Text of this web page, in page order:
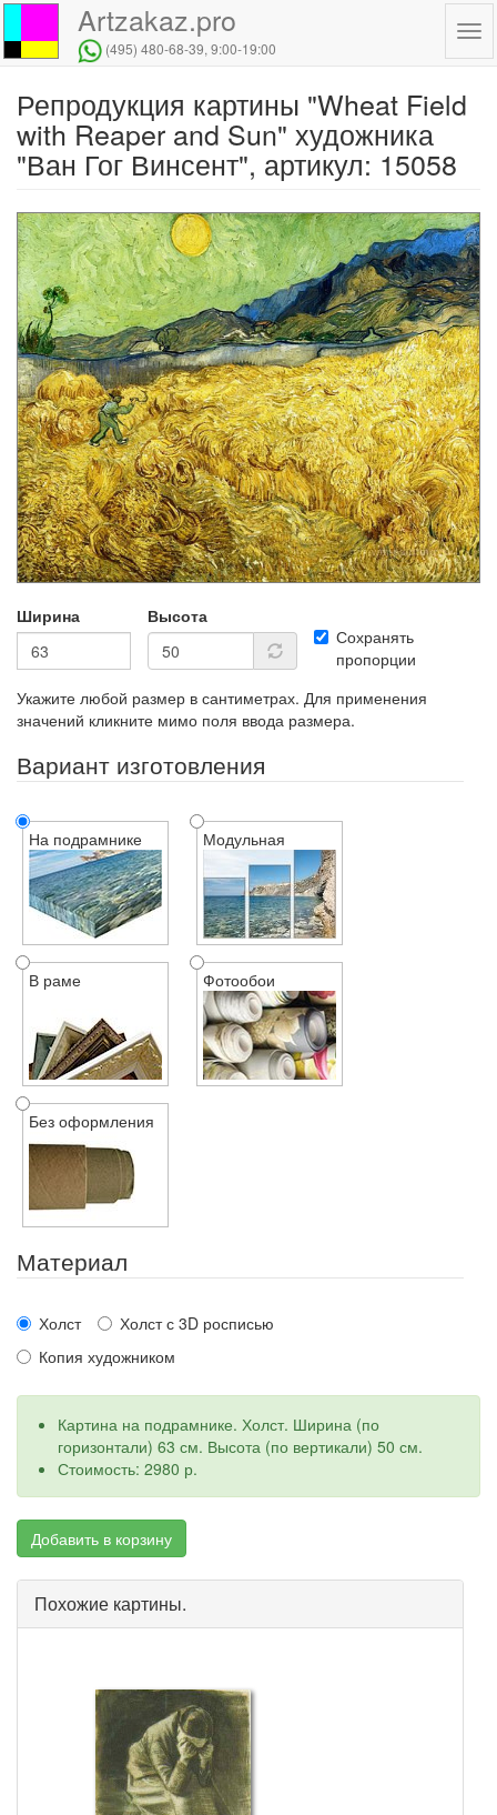
Перейти
основному
содержанию
Artzakaz.pro
(495) 480-68-39, 9:00-19:00
Репродукция картины "Wheat Field
with Reaper and Sun" художника
"Ван Гог Винсент", артикул: 15058
Ширина
Высота
Сохранять
пропорции
Укажите любой размер в сантиметрах. Для применения
значений кликните мимо поля ввода размера.
Вариант изготовления
На подрамнике Модульная
В раме Фотообои
Без оформления
Материал
Холст
Холст с 3D росписью
Копия художником
Картина на подрамнике. Холст. Ширина (по
горизонтали) 63 см. Высота (по вертикали) 50 см.
Стоимость: 2980 р.
Добавить в корзину
Похожие картины.